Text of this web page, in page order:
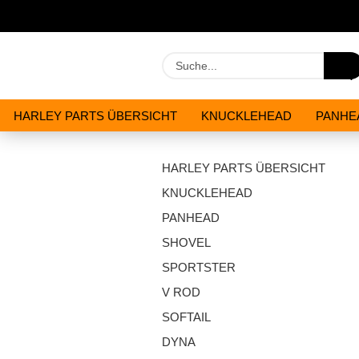
HARLEY PARTS ÜBERSICHT KNUCKLEHEAD
HARLEY PARTS ÜBERSICHT
KNUCKLEHEAD
PANHEAD
SHOVEL
SPORTSTER
V ROD
SOFTAIL
DYNA